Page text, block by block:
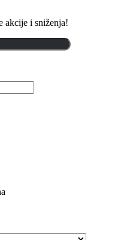
akcije i sniženja!